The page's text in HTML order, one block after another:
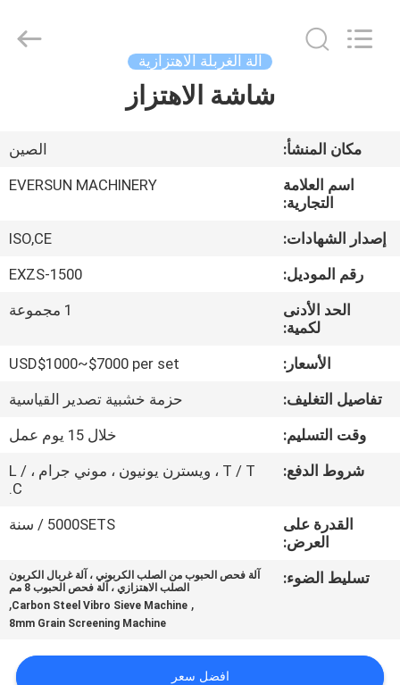
منتجات
الواقع
الافتراضي
معلومات
جولة
المعمل
مراقبة
الجودة
آلة الغربلة الاهتزازية
شاشة الاهتزاز
مكان المنشأ:
الصين
اسم العلامة
التجارية:
EVERSUN MACHINERY
إصدار الشهادات:
ISO,CE
رقم الموديل:
EXZS-1500
الحد الأدنى
لكمية:
1 مجموعة
الأسعار:
USD$1000~$7000 per set
تفاصيل التغليف:
حزمة خشبية تصدير القياسية
وقت التسليم:
خلال 15 يوم عمل
شروط الدفع:
T / T ، ويسترن يونيون ، موني جرام ، L /
C.
القدرة على
العرض:
5000SETS / سنة
تسليط الضوء:
آلة فحص الحبوب من الصلب الكربوني ، آلة غربال الكربون
الصلب الاهتزازي ، آلة فحص الحبوب 8 مم
,
Carbon Steel Vibro Sieve Machine
,
8mm Grain Screening Machine
افضل سعر